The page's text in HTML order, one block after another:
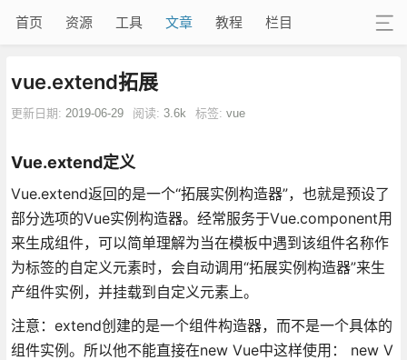
首页 资源 工具 文章 教程 栏目
vue.extend拓展
更新日期: 2019-06-29 阅读: 3.6k 标签: vue
Vue.extend定义
Vue.extend返回的是一个“拓展实例构造器”，也就是预设了
部分选项的Vue实例构造器。经常服务于Vue.component用
来生成组件，可以简单理解为当在模板中遇到该组件名称作
为标签的自定义元素时，会自动调用“拓展实例构造器”来生
产组件实例，并挂载到自定义元素上。
注意：extend创建的是一个组件构造器，而不是一个具体的
组件实例。所以他不能直接在new Vue中这样使用： new V